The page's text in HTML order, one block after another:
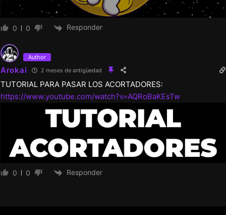
0 0 Responder
Author
Arokai 2 meses de antigüedad
TUTORIAL PARA PASAR LOS ACORTADORES:
https://www.youtube.com/watch?v=AQRoBaKEsTw
0 0 Responder